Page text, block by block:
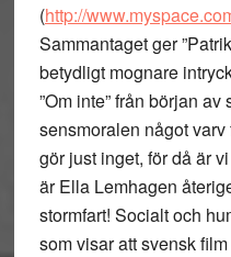
(http://
Sammantaget ger
betydligt mognare
”Om inte” från början
sensmoralen något
gör just inget, för då är
är Ella Lemhagen
stormfart! Socialt och
som visar att svensk